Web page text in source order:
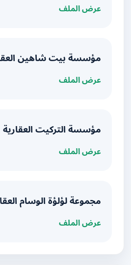
عرض الملف
مؤسسة بيت شاهين العقاري
عرض الملف
مؤسسة التركيت العقارية
عرض الملف
مجموعة لؤلؤة الوسام العقارية
عرض الملف